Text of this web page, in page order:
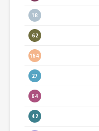
18
62
164
27
64
42